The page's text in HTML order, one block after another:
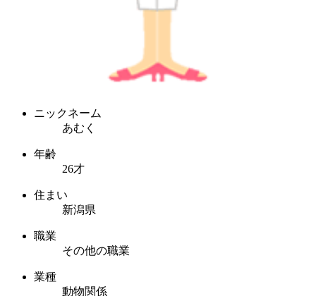
ニックネーム
あむく
年齢
26才
住まい
新潟県
職業
その他の職業
業種
動物関係